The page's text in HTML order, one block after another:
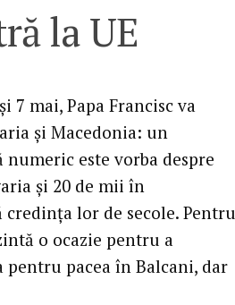
la UE
7 mai, Papa Francisc va
și Macedonia: un
este vorba despre
și 20 de mii în
lor de secole. Pentru
o ocazie pentru a
pacea în Balcani, dar